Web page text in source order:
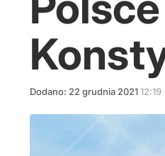
Dodano: 22 grudnia 202112:19